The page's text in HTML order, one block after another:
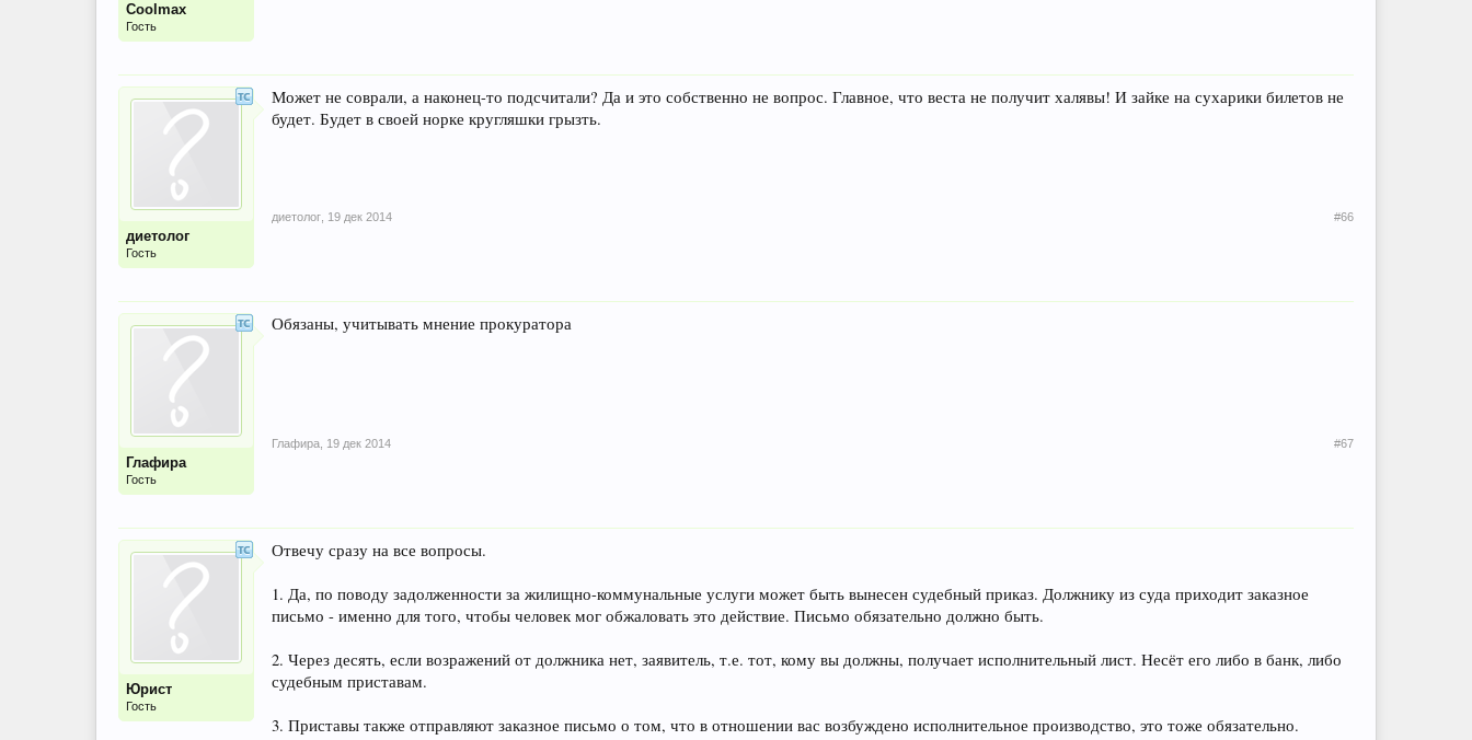
Coolmax
Гость
диетолог
Гость
Может не соврали, а наконец-то подсчитали? Да и это собственно не вопрос. Главное, что веста не получит халявы! И зайке на сухарики билетов не
будет. Будет в своей норке кругляшки грызть.
диетолог 19 дек 2014 #66
Глафира
Гость
Обязаны, учитывать мнение прокуратора
Глафира 19 дек 2014 #67
Юрист
Гость
Отвечу сразу на все вопросы.
1. Да, по поводу задолженности за жилищно-коммунальные услуги может быть вынесен судебный приказ. Должнику из суда приходит заказное
письмо - именно для того, чтобы человек мог обжаловать это действие. Письмо обязательно должно быть.
2. Через десять, если возражений от должника нет, заявитель, т.е. тот, кому вы должны, получает исполнительный лист. Несёт его либо в банк, либо
судебным приставам.
3. Приставы также отправляют заказное письмо о том, что в отношении вас возбуждено исполнительное производство, это тоже обязательно.